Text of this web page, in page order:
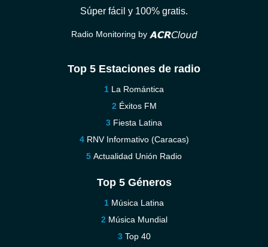
Súper fácil y 100% gratis.
Radio Monitoring by
Top 5 Estaciones de radio
La Romántica
Éxitos FM
Fiesta Latina
RNV Informativo (Caracas)
Actualidad Unión Radio
Top 5 Géneros
Música Latina
Música Mundial
Top 40